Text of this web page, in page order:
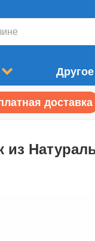
Другое
доставка
из